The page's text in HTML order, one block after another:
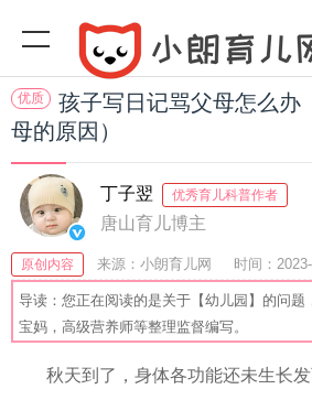
优质
孩子写日记骂父母怎么办
母的原因）
丁子翌 优秀育儿科普作者
唐山育儿博主
原创内容 来源：小朗育儿网 时间：
收藏：33 分享：74 爆
导读：您正在阅读的是关于【幼儿园】的问题
宝妈，高级营养师等整理监督编写。
秋天到了，身体各功能还未生长